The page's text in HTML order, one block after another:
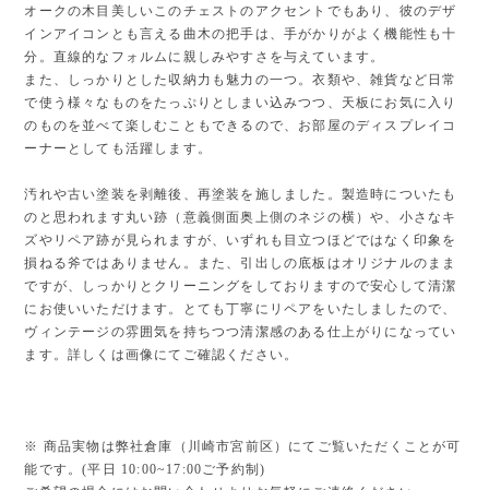
オークの木目美しいこのチェストのアクセントでもあり、彼のデザ
インアイコンとも言える曲木の把手は、手がかりがよく機能性も十
分。直線的なフォルムに親しみやすさを与えています。
また、しっかりとした収納力も魅力の一つ。衣類や、雑貨など日常
で使う様々なものをたっぷりとしまい込みつつ、天板にお気に入り
のものを並べて楽しむこともできるので、お部屋のディスプレイコ
ーナーとしても活躍します。
汚れや古い塗装を剥離後、再塗装を施しました。製造時についたも
のと思われます丸い跡（意義側面奥上側のネジの横）や、小さなキ
ズやリペア跡が見られますが、いずれも目立つほどではなく印象を
損ねる斧ではありません。また、引出しの底板はオリジナルのまま
ですが、しっかりとクリーニングをしておりますので安心して清潔
にお使いいただけます。とても丁寧にリペアをいたしましたので、
ヴィンテージの雰囲気を持ちつつ清潔感のある仕上がりになってい
ます。詳しくは画像にてご確認ください。
※ 商品実物は弊社倉庫（川崎市宮前区）にてご覧いただくことが可
能です。(平日 10:00~17:00ご予約制)